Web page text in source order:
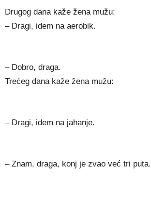
Drugog dana kaže žena mužu:
– Dragi, idem na aerobik.
– Dobro, draga.
Trećeg dana kaže žena mužu:
– Dragi, idem na jahanje.
– Znam, draga, konj je zvao već tri puta.